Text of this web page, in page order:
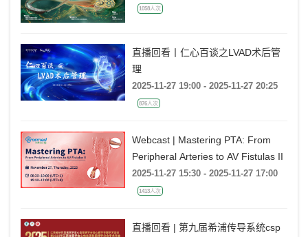
1058人次
直播回看丨仁心百谈之LVAD术后管
理
2025-11-27 19:00 - 2025-11-27 20:25
876人次
Webcast | Mastering PTA: From
Peripheral Arteries to AV Fistulas II
2025-11-27 15:30 - 2025-11-27 17:00
1413人次
直播回看 | 第九届希浦传导系统csp